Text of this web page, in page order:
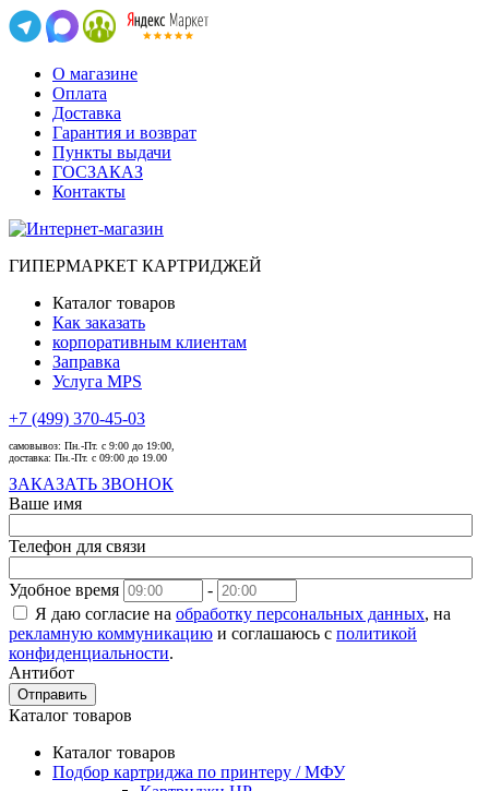
О магазине
Оплата
Доставка
Гарантия и возврат
Пункты выдачи
ГОСЗАКАЗ
Контакты
ГИПЕРМАРКЕТ КАРТРИДЖЕЙ
Каталог товаров
Как заказать
корпоративным клиентам
Заправка
Услуга MPS
+7 (499) 370-45-03
самовывоз: Пн.-Пт. с 9:00 до 19:00,
доставка: Пн.-Пт. с 09:00 до 19.00
ЗАКАЗАТЬ ЗВОНОК
Ваше имя
Телефон для связи
Удобное время
-
Я даю согласие на обработку персональных данных, на
рекламную коммуникацию и соглашаюсь с политикой
конфиденциальности.
Антибот
Отправить
Каталог товаров
Каталог товаров
Подбор картриджа по принтеру / МФУ